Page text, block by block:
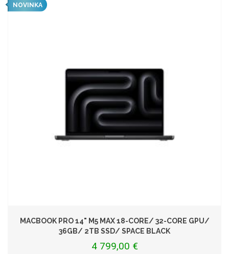
NOVINKA
MACBOOK PRO 14" M5 MAX 18-CORE/ 32-CORE GPU/
36GB/ 2TB SSD/ SPACE BLACK
4 799,00 €